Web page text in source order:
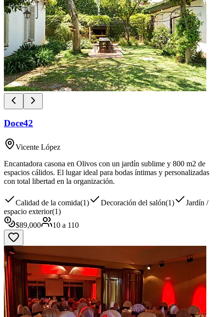
Doce42
Vicente López
Encantadora casona en Olivos con un jardín sublime y 800 m2 de
espacios cálidos. El lugar ideal para bodas íntimas y personalizadas
con total libertad en la organización.
Calidad de la comida(1) Decoración del salón(1)
Jardín /
espacio exterior(1)
$89,000 10 a 110